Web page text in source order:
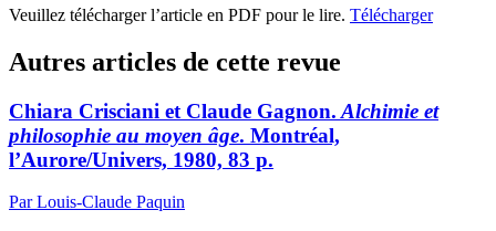
Veuillez télécharger l’article en PDF pour le lire. Télécharger
Autres articles de cette revue
Chiara Crisciani et Claude Gagnon. Alchimie et
philosophie au moyen âge. Montréal,
l’Aurore/Univers, 1980, 83 p.
Par Louis-Claude Paquin